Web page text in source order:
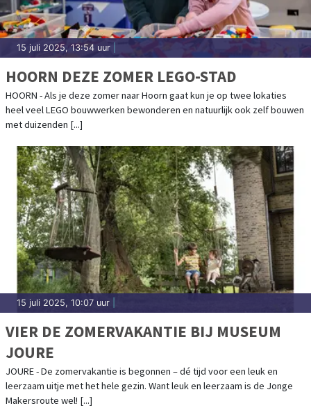
15 juli 2025, 13:54 uur
HOORN DEZE ZOMER LEGO-STAD
HOORN - Als je deze zomer naar Hoorn gaat kun je op twee lokaties
heel veel LEGO bouwwerken bewonderen en natuurlijk ook zelf bouwen
met duizenden [...]
15 juli 2025, 10:07 uur
VIER DE ZOMERVAKANTIE BIJ MUSEUM
JOURE
JOURE - De zomervakantie is begonnen – dé tijd voor een leuk en
leerzaam uitje met het hele gezin. Want leuk en leerzaam is de Jonge
Makersroute wel! [...]